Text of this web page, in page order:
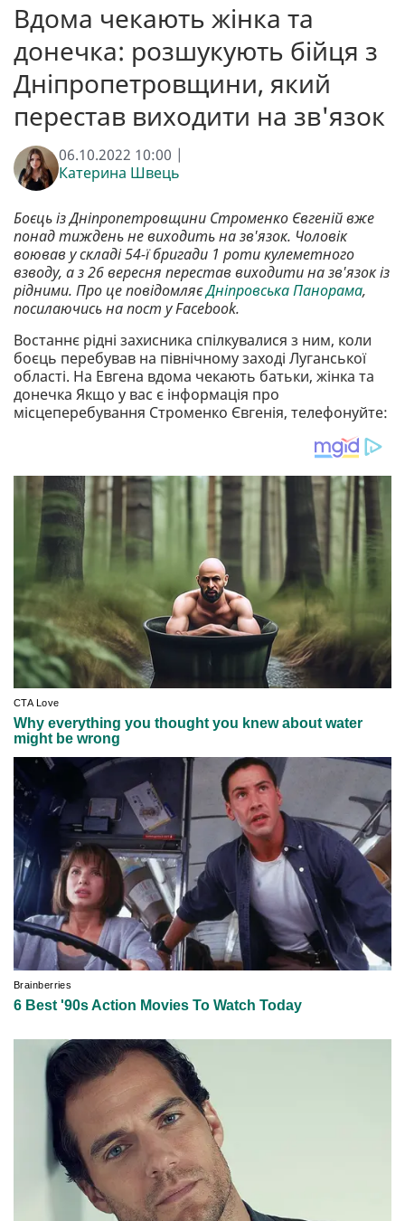
Вдома чекають жінка та
донечка: розшукують бійця з
Дніпропетровщини, який
перестав виходити на зв'язок
06.10.2022 10:00 |
Катерина Швець
Боєць із Дніпропетровщини Строменко Євгеній вже
понад тиждень не виходить на зв'язок. Чоловік
воював у складі 54-ї бригади 1 роти кулеметного
взводу, а з 26 вересня перестав виходити на зв'язок із
рідними. Про це повідомляєДніпровська Панорама,
посилаючись на пост у Facebook.
Востаннє рідні захисника спілкувалися з ним, коли
боєць перебував на північному заході Луганської
області. На Евгена вдома чекають батьки, жінка та
донечка Якщо у вас є інформація про
місцеперебування Строменко Євгенія, телефонуйте: